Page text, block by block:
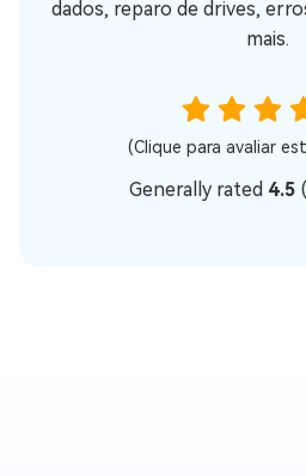
dados, reparo de drives,
mais.
(Clique para avaliar
Generally rated 4.5 (